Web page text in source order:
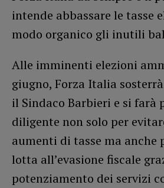
intende abbassare le tasse
modo organico gli inutili
Alle imminenti elezioni
giugno, Forza Italia
il Sindaco Barbieri e si farà
diligente non solo per
aumenti di tasse ma anche
lotta all’evasione fiscale
potenziamento dei servizi